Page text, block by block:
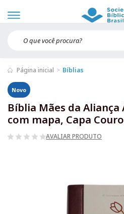
Página inicial Bíblias
Novo
Bíblia Mães da Aliança
com mapa, Capa
AVALIAR PRODUTO